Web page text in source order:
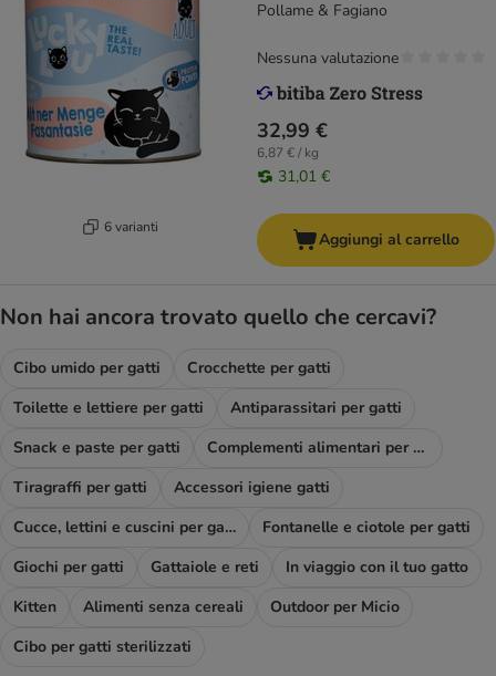
6 varianti
Pollame & Fagiano
32,99 €
6,87 € / kg
31,01 €
Nessuna valutazione
Aggiungi al carrello
Non hai ancora trovato quello che cercavi?
Cibo umido per gatti
Crocchette per gatti
Toilette e lettiere per gatti
Antiparassitari per gatti
Snack e paste per gatti
Complementi alimentari per gatti
Tiragraffi per gatti
Accessori igiene gatti
Cucce, lettini e cuscini per gatti
Fontanelle e ciotole per gatti
Giochi per gatti
Gattaiole e reti
In viaggio con il tuo gatto
Kitten
Alimenti senza cereali
Outdoor per Micio
Cibo per gatti sterilizzati